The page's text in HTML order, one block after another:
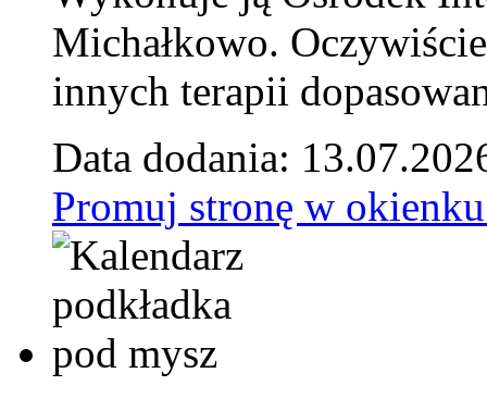
Michałkowo.
innych terapii
Data dodania:
Promuj stronę w